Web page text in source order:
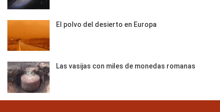
El polvo del desierto en Europa
Las vasijas con miles de monedas romanas